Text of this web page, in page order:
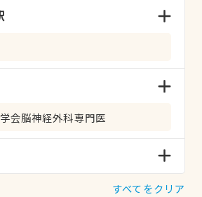
会脳神経外科専門医
すべてをクリア